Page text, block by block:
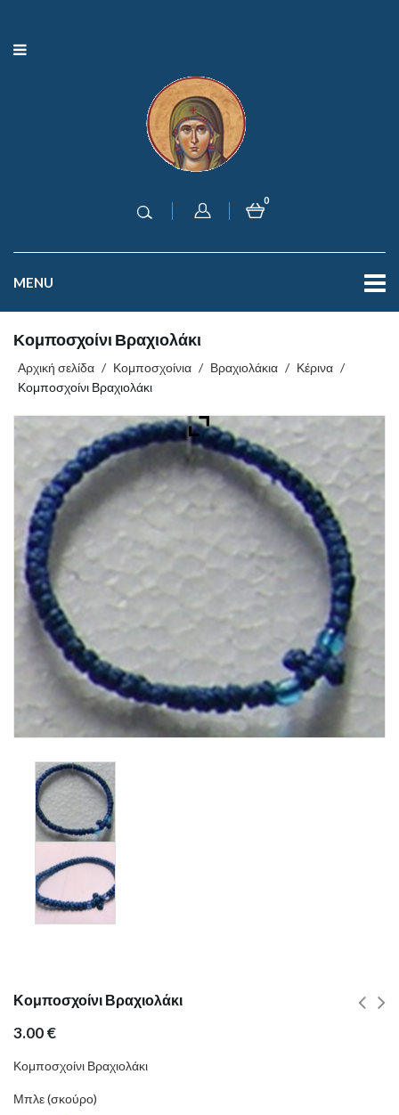
0
MENU
Κομποσχοίνι Βραχιολάκι
Αρχική σελίδα / Κομποσχοίνια / Βραχιολάκια / Κέρινα /
Κομποσχοίνι Βραχιολάκι
Κομποσχοίνι Βραχιολάκι
3.00€
Κομποσχοίνι Βραχιολάκι
Μπλε (σκούρο)